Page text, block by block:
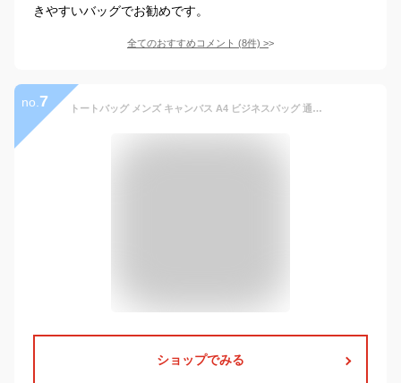
きやすいバッグでお勧めです。
全てのおすすめコメント (8件) >
no. 7 トートバッグ メンズ キャンバス A4 ビジネスバッグ 通勤 通学 テレワーク リモートワーク【B7H】【送料無料】【メンズ】【mens】
ショップでみる